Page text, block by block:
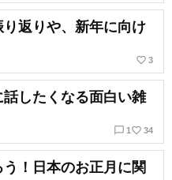
り返りや、新年に向け
favorite_border 3
したくなる面白い雑
chat_bubble_outline 1 favorite_border 34
！日本のお正月に関